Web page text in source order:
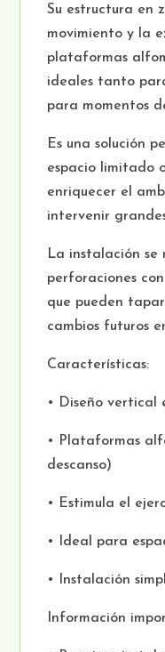
Su estructura en
movimiento y la
plataformas
ideales tanto
para momentos
Es una solución
espacio limitado
enriquecer el
intervenir
La instalación se
perforaciones
que pueden
cambios futuros
Características:
• Diseño vertical
• Plataformas
descanso)
• Estimula el
• Ideal para
• Instalación
Información